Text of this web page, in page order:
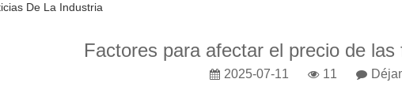
De La Industria
Factores para afectar el precio de
2025-07-11 11